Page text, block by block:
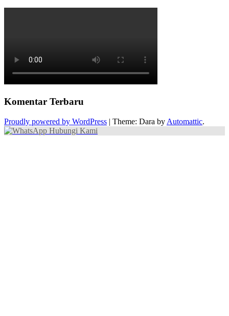
Komentar Terbaru
Proudly powered by WordPress | Theme: Dara by Automattic.
Hubungi Kami